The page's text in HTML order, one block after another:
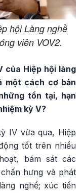
hội Làng nghề
viên VOV2.
của Hiệp hội làng
một cách cơ bản
tồn tại, hạn
kỳ V?
IV vừa qua, Hiệp
tốt trên nhiều
bám sát các
hưng và phát
nghề; xúc tiến